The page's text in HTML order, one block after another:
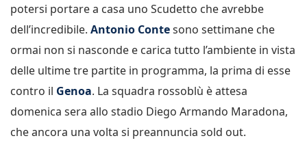
potersi portare a casa uno Scudetto che avrebbe
dell’incredibile. Antonio Contesono settimane che
ormai non si nasconde e carica tutto l’ambiente in vista
delle ultime tre partite in programma, la prima di esse
contro il Genoa. La squadra rossoblù è attesa
domenica sera allo stadio Diego Armando Maradona,
che ancora una volta si preannuncia sold out.